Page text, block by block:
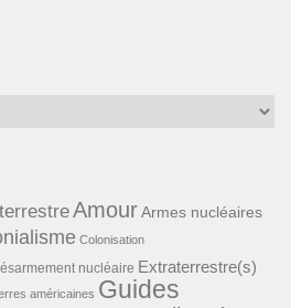
AmourArmes nucléaires
Colonisation
nucléaire Extraterrestre(s)
américaines Guides